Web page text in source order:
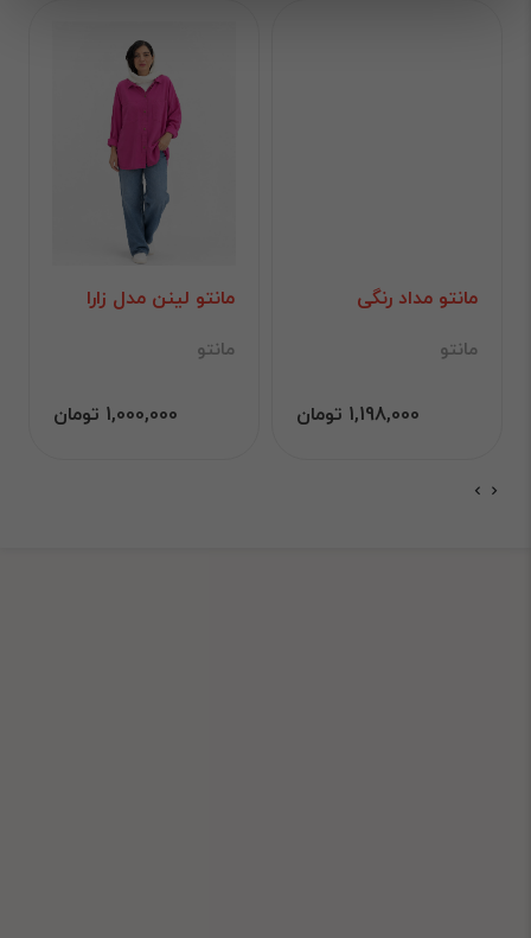
مانتو مداد رنگی
مانتو
1,198,000 تومان
مانتو لینن مدل زارا
مانتو
1,000,000 تومان